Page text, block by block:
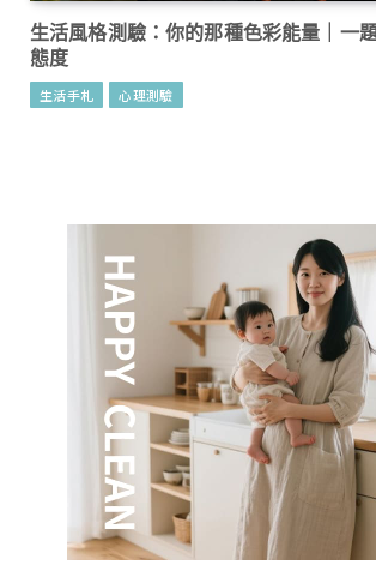
生活風格測驗：你的那種色彩能量｜一
態度
生活手札 心理測驗